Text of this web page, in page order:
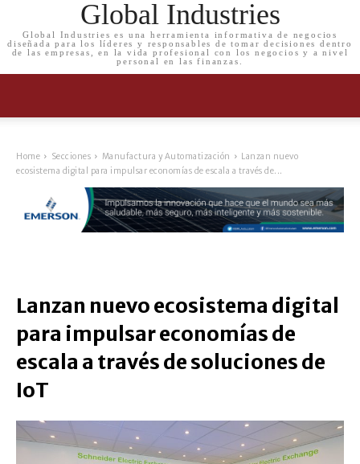
Global Industries
Global Industries es una herramienta informativa de negocios
diseñada para los líderes y responsables de tomar decisiones dentro
de las empresas, en la vida profesional con los negocios y a nivel
personal en las finanzas.
Home Secciones Manufactura y Automatización
Lanzan nuevo
ecosistema digital para impulsar economías de escala a través de...
Lanzan nuevo ecosistema digital
para impulsar economías de
escala a través de soluciones de
IoT